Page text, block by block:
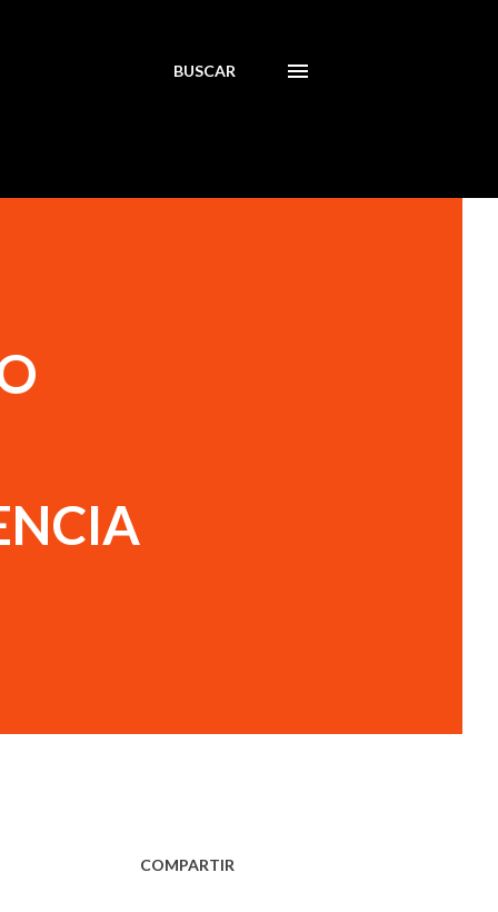
BUSCAR
COMPARTIR